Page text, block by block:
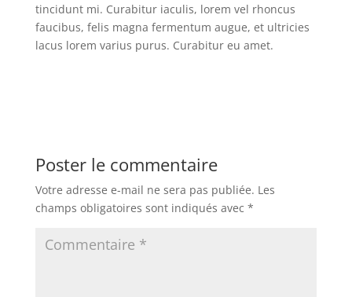
tincidunt mi. Curabitur iaculis, lorem vel rhoncus
faucibus, felis magna fermentum augue, et ultricies
lacus lorem varius purus. Curabitur eu amet.
Poster le commentaire
Votre adresse e-mail ne sera pas publiée. Les
champs obligatoires sont indiqués avec *